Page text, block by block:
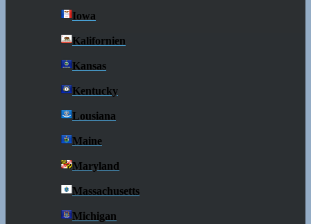
Iowa
Kalifornien
Kansas
Kentucky
Lousiana
Maine
Maryland
Massachusetts
Michigan